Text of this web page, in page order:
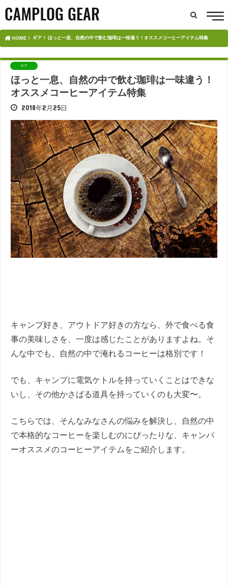
HOME ギア ほっと一息、自然の中で飲む珈琲は一味違う！オススメコーヒーアイテム特集
ギア
ほっと一息、自然の中で飲む珈琲は一味違う！
オススメコーヒーアイテム特集
2018年2月25日
キャンプ好き、アウトドア好きの方なら、外で食べる食
事の美味しさを、一度は感じたことがありますよね。そ
んな中でも、自然の中で淹れるコーヒーは格別です！
でも、キャンプに電気ケトルを持っていくことはできな
いし、その他かさばる道具を持っていくのも大変〜。
こちらでは、そんなみなさんの悩みを解決し、自然の中
で本格的なコーヒーを楽しむのにぴったりな、キャンパ
ーオススメのコーヒーアイテムをご紹介します。